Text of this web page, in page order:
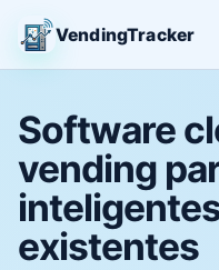
VendingTracker
Software
vending
existentes